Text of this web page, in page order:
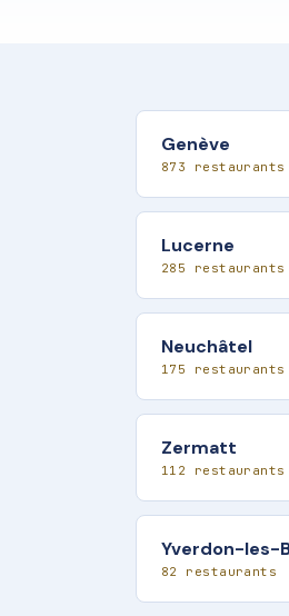
Genève
873 restaurants
Lucerne
285 restaurants
Neuchâtel
175 restaurants
Zermatt
112 restaurants
Yverdon-les-
82 restaurants